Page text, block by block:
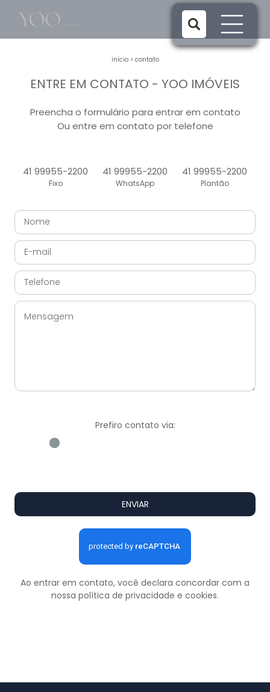
início> contato
ENTRE EM CONTATO - YOO IMÓVEIS
Preencha o formulário para entrar em contato
Ou entre em contato por telefone
41 99955-2200
Fixo
41 99955-2200
WhatsApp
41 99955-2200
Plantão
Prefiro contato via:
ENVIAR
Ao entrar em contato, você declara concordar com a
nossa política de privacidade e cookies.